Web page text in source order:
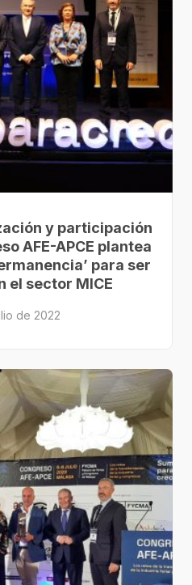
y participación
AFE-APCE plantea
para ser
el sector MICE
de 2022